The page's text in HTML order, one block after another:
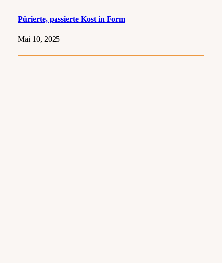
Pürierte, passierte Kost in Form
Mai 10, 2025